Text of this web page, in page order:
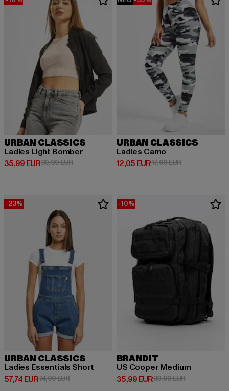
URBAN CLASSICS
Ladies Light Bomber
35,99 EUR
Derzeitiger Preis: 35,99 EUR
39,99 EURAktionspreis: 39,99 EUR
URBAN CLASSICS
Ladies Camo
12,05 EUR
Derzeitiger Preis: 12,05 EUR
17,99 EURAktionspreis:
-23%
URBAN CLASSICS
Ladies Essentials Short
57,74 EUR
Derzeitiger Preis: 57,74 EUR
74,99 EURAktionspreis: 74,99 EUR
-10%
BRANDIT
US Cooper Medium
35,99 EUR
Derzeitiger Preis: 35,99 EUR
39,99 EURAktionspreis: